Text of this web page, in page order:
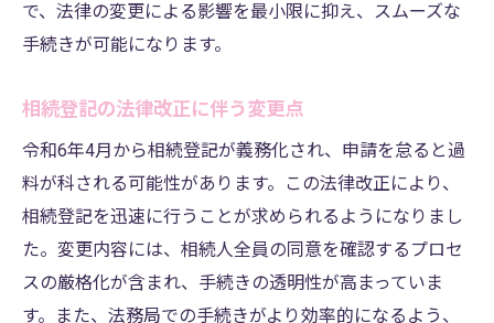
スケジュール管理の重要性
よくある質問とその回答
手続きを短縮するための実用的なヒント
安心して任せるための信頼構築
で、法律の変更による影響を最小限に抑え、スムーズな
手続きが可能になります。
相続登記の法律改正に伴う変更点
令和6年4月から相続登記が義務化され、申請を怠ると過
料が科される可能性があります。この法律改正により、
相続登記を迅速に行うことが求められるようになりまし
た。変更内容には、相続人全員の同意を確認するプロセ
スの厳格化が含まれ、手続きの透明性が高まっていま
す。また、法務局での手続きがより効率的になるよう、